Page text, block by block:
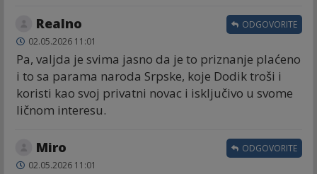
Realno
02.05.2026 11:01
Pa, valjda je svima jasno da je to priznanje plaćeno
i to sa parama naroda Srpske, koje Dodik troši i
koristi kao svoj privatni novac i isključivo u svome
ličnom interesu.
ODGOVORITE
Miro
02.05.2026 11:01
ODGOVORITE